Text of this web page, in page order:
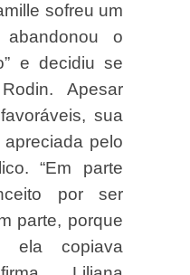
sofreu um
o
e decidiu se
Apesar
sua
pelo
“Em parte
por ser
parte, porque
ela copiava